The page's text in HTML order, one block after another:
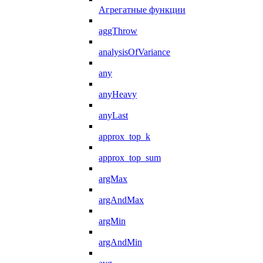
Агрегатные функции
aggThrow
analysisOfVariance
any
anyHeavy
anyLast
approx_top_k
approx_top_sum
argMax
argAndMax
argMin
argAndMin